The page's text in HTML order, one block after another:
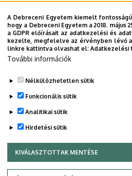
A Debreceni Egyetem kiemelt
hogy a Debreceni Egyetem a 2018.
a GDPR előírásait az adatkezelési és
kezelte, megfelelve az érvényben lévő
linkre kattintva olvashat el: Adatkezelési
További információk
Nélkülözhetetlen sütik
Funkcionális sütik
Analitikai sütik
Hirdetési sütik
KIVÁLASZTOTTAK MENTÉSE
WITHDRAW CONSENT